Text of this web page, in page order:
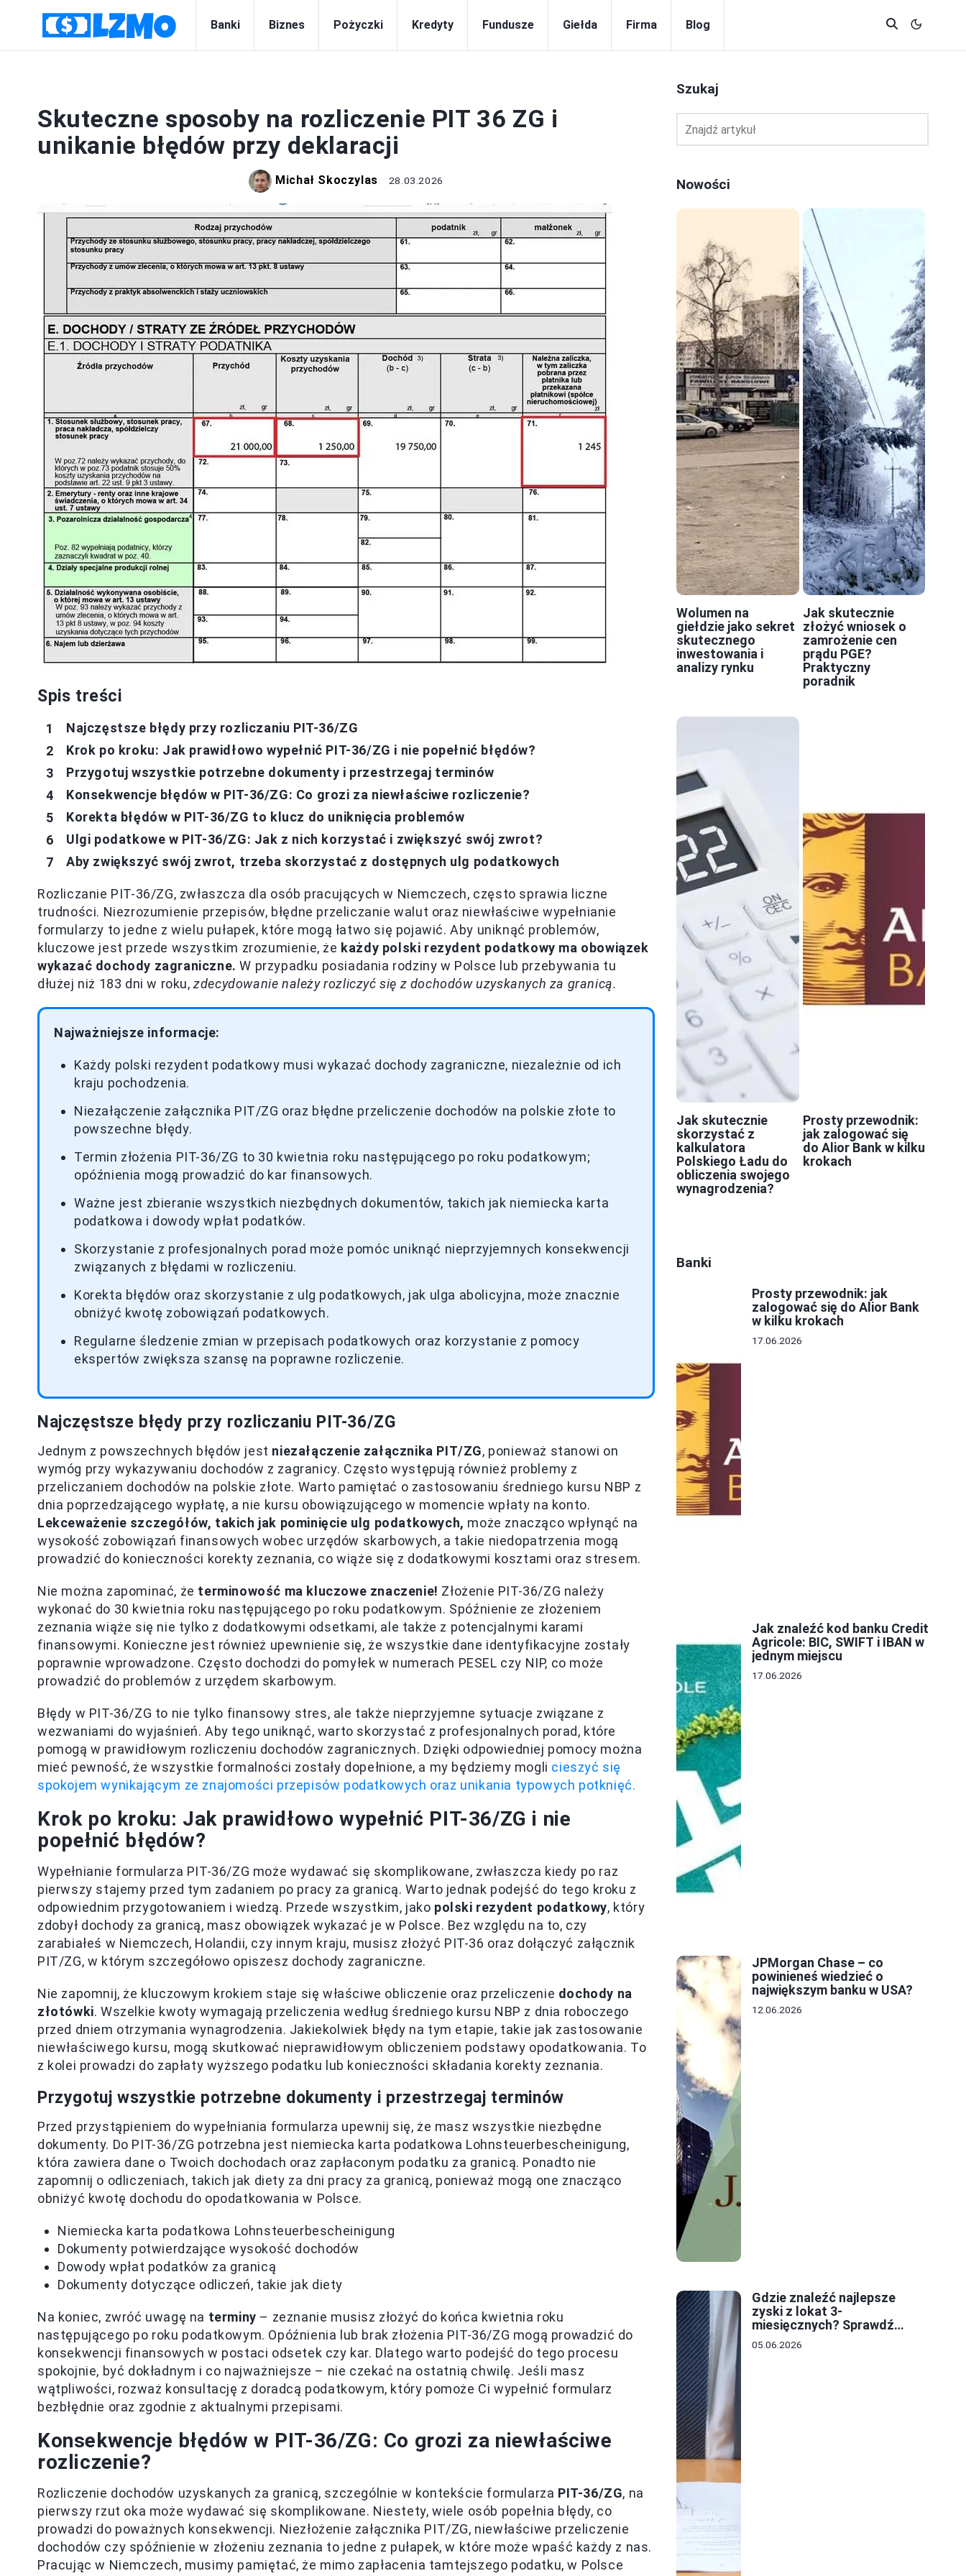
Banki Biznes Pożyczki Kredyty Fundusze Giełda Firma Blog
Skuteczne sposoby na rozliczenie PIT 36 ZG i
unikanie błędów przy deklaracji
Michał Skoczylas 28.03.2026
Spis treści
Najczęstsze błędy przy rozliczaniu PIT-36/ZG
Krok po kroku: Jak prawidłowo wypełnić PIT-36/ZG i nie popełnić błędów?
Przygotuj wszystkie potrzebne dokumenty i przestrzegaj terminów
Konsekwencje błędów w PIT-36/ZG: Co grozi za niewłaściwe rozliczenie?
Korekta błędów w PIT-36/ZG to klucz do uniknięcia problemów
Ulgi podatkowe w PIT-36/ZG: Jak z nich korzystać i zwiększyć swój zwrot?
Aby zwiększyć swój zwrot, trzeba skorzystać z dostępnych ulg podatkowych
Rozliczanie PIT-36/ZG, zwłaszcza dla osób pracujących w Niemczech, często sprawia liczne
trudności. Niezrozumienie przepisów, błędne przeliczanie walut oraz niewłaściwe wypełnianie
formularzy to jedne z wielu pułapek, które mogą łatwo się pojawić. Aby uniknąć problemów,
kluczowe jest przede wszystkim zrozumienie, że każdy polski rezydent podatkowy ma obowiązek
wykazać dochody zagraniczne. W przypadku posiadania rodziny w Polsce lub przebywania tu
dłużej niż 183 dni w roku,zdecydowanie należy rozliczyć się z dochodów uzyskanych za granicą.
Najważniejsze informacje:
Każdy polski rezydent podatkowy musi wykazać dochody zagraniczne, niezależnie od ich
kraju pochodzenia.
Niezałączenie załącznika PIT/ZG oraz błędne przeliczenie dochodów na polskie złote to
powszechne błędy.
Termin złożenia PIT-36/ZG to 30 kwietnia roku następującego po roku podatkowym;
opóźnienia mogą prowadzić do kar finansowych.
Ważne jest zbieranie wszystkich niezbędnych dokumentów, takich jak niemiecka karta
podatkowa i dowody wpłat podatków.
Skorzystanie z profesjonalnych porad może pomóc uniknąć nieprzyjemnych konsekwencji
związanych z błędami w rozliczeniu.
Korekta błędów oraz skorzystanie z ulg podatkowych, jak ulga abolicyjna, może znacznie
obniżyć kwotę zobowiązań podatkowych.
Regularne śledzenie zmian w przepisach podatkowych oraz korzystanie z pomocy
ekspertów zwiększa szansę na poprawne rozliczenie.
Najczęstsze błędy przy rozliczaniu PIT-36/ZG
Jednym z powszechnych błędów jest niezałączenie załącznika PIT/ZG, ponieważ stanowi on
wymóg przy wykazywaniu dochodów z zagranicy. Często występują również problemy z
przeliczaniem dochodów na polskie złote. Warto pamiętać o zastosowaniu średniego kursu NBP z
dnia poprzedzającego wypłatę, a nie kursu obowiązującego w momencie wpłaty na konto.
Lekceważenie szczegółów, takich jak pominięcie ulg podatkowych, może znacząco wpłynąć na
wysokość zobowiązań finansowych wobec urzędów skarbowych, a takie niedopatrzenia mogą
prowadzić do konieczności korekty zeznania, co wiąże się z dodatkowymi kosztami oraz stresem.
Nie można zapominać, że terminowość ma kluczowe znaczenie! Złożenie PIT-36/ZG należy
wykonać do 30 kwietnia roku następującego po roku podatkowym. Spóźnienie ze złożeniem
zeznania wiąże się nie tylko z dodatkowymi odsetkami, ale także z potencjalnymi karami
finansowymi. Konieczne jest również upewnienie się, że wszystkie dane identyfikacyjne zostały
poprawnie wprowadzone. Często dochodzi do pomyłek w numerach PESEL czy NIP, co może
prowadzić do problemów z urzędem skarbowym.
Błędy w PIT-36/ZG to nie tylko finansowy stres, ale także nieprzyjemne sytuacje związane z
wezwaniami do wyjaśnień. Aby tego uniknąć, warto skorzystać z profesjonalnych porad, które
pomogą w prawidłowym rozliczeniu dochodów zagranicznych. Dzięki odpowiedniej pomocy można
mieć pewność, że wszystkie formalności zostały dopełnione, a my będziemy mogli cieszyć się
spokojem wynikającym ze znajomości przepisów podatkowych oraz unikania typowych potknięć.
Krok po kroku: Jak prawidłowo wypełnić PIT-36/ZG i nie
popełnić błędów?
Wypełnianie formularza PIT-36/ZG może wydawać się skomplikowane, zwłaszcza kiedy po raz
pierwszy stajemy przed tym zadaniem po pracy za granicą. Warto jednak podejść do tego kroku z
odpowiednim przygotowaniem i wiedzą. Przede wszystkim, jako polski rezydent podatkowy, który
zdobył dochody za granicą, masz obowiązek wykazać je w Polsce. Bez względu na to, czy
zarabiałeś w Niemczech, Holandii, czy innym kraju, musisz złożyć PIT-36 oraz dołączyć załącznik
PIT/ZG, w którym szczegółowo opiszesz dochody zagraniczne.
Nie zapomnij, że kluczowym krokiem staje się właściwe obliczenie oraz przeliczenie dochody na
złotówki. Wszelkie kwoty wymagają przeliczenia według średniego kursu NBP z dnia roboczego
przed dniem otrzymania wynagrodzenia. Jakiekolwiek błędy na tym etapie, takie jak zastosowanie
niewłaściwego kursu, mogą skutkować nieprawidłowym obliczeniem podstawy opodatkowania. To
z kolei prowadzi do zapłaty wyższego podatku lub konieczności składania korekty zeznania.
Przygotuj wszystkie potrzebne dokumenty i przestrzegaj terminów
Przed przystąpieniem do wypełniania formularza upewnij się, że masz wszystkie niezbędne
dokumenty. Do PIT-36/ZG potrzebna jest niemiecka karta podatkowa Lohnsteuerbescheinigung,
która zawiera dane o Twoich dochodach oraz zapłaconym podatku za granicą. Ponadto nie
zapomnij o odliczeniach, takich jak diety za dni pracy za granicą, ponieważ mogą one znacząco
obniżyć kwotę dochodu do opodatkowania w Polsce.
Niemiecka karta podatkowa Lohnsteuerbescheinigung
Dokumenty potwierdzające wysokość dochodów
Dowody wpłat podatków za granicą
Dokumenty dotyczące odliczeń, takie jak diety
Na koniec, zwróć uwagę na terminy – zeznanie musisz złożyć do końca kwietnia roku
następującego po roku podatkowym. Opóźnienia lub brak złożenia PIT-36/ZG mogą prowadzić do
konsekwencji finansowych w postaci odsetek czy kar. Dlatego warto podejść do tego procesu
spokojnie, być dokładnym i co najważniejsze – nie czekać na ostatnią chwilę. Jeśli masz
wątpliwości, rozważ konsultację z doradcą podatkowym, który pomoże Ci wypełnić formularz
bezbłędnie oraz zgodnie z aktualnymi przepisami.
Konsekwencje błędów w PIT-36/ZG: Co grozi za niewłaściwe
rozliczenie?
Rozliczenie dochodów uzyskanych za granicą, szczególnie w kontekście formularza PIT-36/ZG, na
pierwszy rzut oka może wydawać się skomplikowane. Niestety, wiele osób popełnia błędy, co
prowadzi do poważnych konsekwencji. Niezłożenie załącznika PIT/ZG, niewłaściwe przeliczenie
dochodów czy spóźnienie w złożeniu zeznania to jedne z pułapek, w które może wpaść każdy z nas.
Pracując w Niemczech, musimy pamiętać, że mimo zapłacenia tamtejszego podatku, w Polsce
Szukaj
Nowości
Wolumen na
giełdzie jako sekret
skutecznego
inwestowania i
analizy rynku
Jak skutecznie
złożyć wniosek o
zamrożenie cen
prądu PGE?
Praktyczny
poradnik
Jak skutecznie
skorzystać z
kalkulatora
Polskiego Ładu do
obliczenia swojego
wynagrodzenia?
Prosty przewodnik:
jak zalogować się
do Alior Bank w kilku
krokach
Banki
Prosty przewodnik: jak
zalogować się do Alior Bank
w kilku krokach
17.06.2026
Jak znaleźć kod banku Credit
Agricole: BIC, SWIFT i IBAN w
jednym miejscu
17.06.2026
JPMorgan Chase – co
powinieneś wiedzieć o
największym banku w USA?
12.06.2026
Gdzie znaleźć najlepsze
zyski z lokat 3-
miesięcznych? Sprawdź
oferty i stawki!
05.06.2026